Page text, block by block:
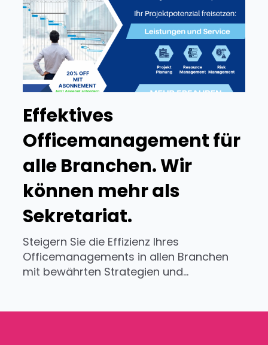
Effektives
Officemanagement für
alle Branchen. Wir
können mehr als
Sekretariat.
Steigern Sie die Effizienz Ihres
Officemanagements in allen Branchen
mit bewährten Strategien und...